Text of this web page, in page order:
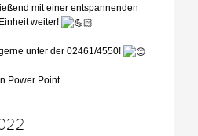
mit einer entspannenden
weiter!
unter der 02461/4550!
Power Point